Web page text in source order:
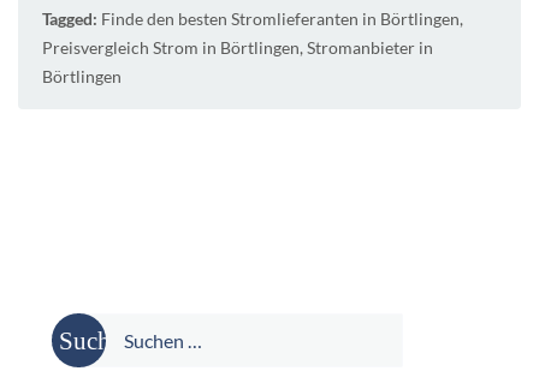
Tagged: Finde den besten Stromlieferanten in Börtlingen,
Preisvergleich Strom in Börtlingen, Stromanbieter in
Börtlingen
Suche
nach: